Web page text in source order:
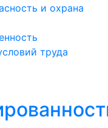
и охрана
труда